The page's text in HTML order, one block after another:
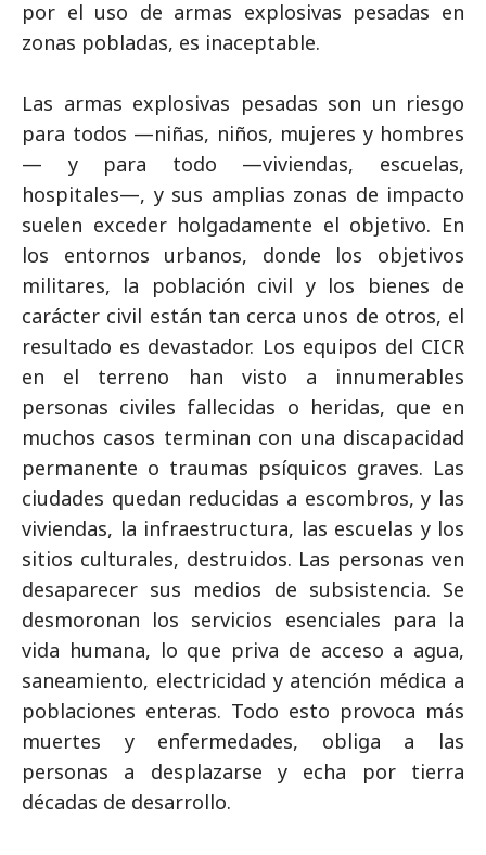
por el uso de armas explosivas pesadas en
zonas pobladas, es inaceptable.
Las armas explosivas pesadas son un riesgo
para todos —niñas, niños, mujeres y hombres
— y para todo —viviendas, escuelas,
hospitales—, y sus amplias zonas de impacto
suelen exceder holgadamente el objetivo. En
los entornos urbanos, donde los objetivos
militares, la población civil y los bienes de
carácter civil están tan cerca unos de otros, el
resultado es devastador. Los equipos del CICR
en el terreno han visto a innumerables
personas civiles fallecidas o heridas, que en
muchos casos terminan con una discapacidad
permanente o traumas psíquicos graves. Las
ciudades quedan reducidas a escombros, y las
viviendas, la infraestructura, las escuelas y los
sitios culturales, destruidos. Las personas ven
desaparecer sus medios de subsistencia. Se
desmoronan los servicios esenciales para la
vida humana, lo que priva de acceso a agua,
saneamiento, electricidad y atención médica a
poblaciones enteras. Todo esto provoca más
muertes y enfermedades, obliga a las
personas a desplazarse y echa por tierra
décadas de desarrollo.